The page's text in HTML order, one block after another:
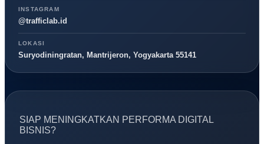
INSTAGRAM
@trafficlab.id
LOKASI
Suryodiningratan, Mantrijeron, Yogyakarta 55141
SIAP MENINGKATKAN PERFORMA DIGITAL
BISNIS?